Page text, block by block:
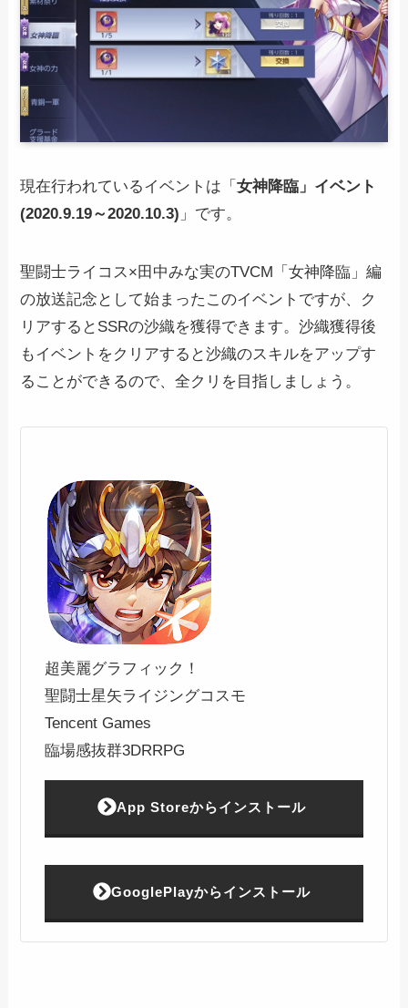
現在行われているイベントは「女神降臨」イベント
(2020.9.19～2020.10.3) 」です。
聖闘士ライコス×田中みな実のTVCM「女神降臨」編
の放送記念として始まったこのイベントですが、ク
リアするとSSRの沙織を獲得できます。沙織獲得後
もイベントをクリアすると沙織のスキルをアップす
ることができるので、全クリを目指しましょう。
超美麗グラフィック！
聖闘士星矢ライジングコスモ
Tencent Games
臨場感抜群3DRRPG
App Storeからインストール
GooglePlayからインストール